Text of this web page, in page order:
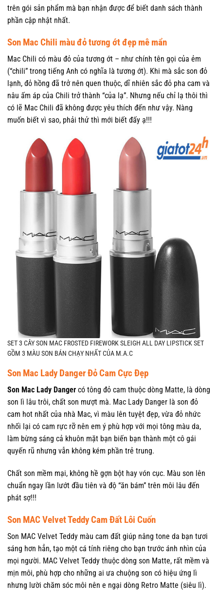
trên gói sản phẩm mà bạn nhận được để biết danh sách thành
phần cập nhật nhất.
Son Mac Chili màu đỏ tương ớt đẹp mê mẩn
Mac Chili có màu đỏ của tương ớt – như chính tên gọi của ẻm
(“chili” trong tiếng Anh có nghĩa là tương ớt). Khi mà sắc son đỏ
lạnh, đỏ hồng đã trở nên quen thuộc, dĩ nhiên sắc đỏ pha cam và
nâu ấm áp của Chili trở thành “của lạ”. Nhưng nếu chỉ lạ thôi thì
có lẽ Mac Chili đã không được yêu thích đến như vậy. Nàng
muốn biết vì sao, phải thử thì mới biết đấy ạ!!!
SET 3 CÂY SON MAC FROSTED FIREWORK SLEIGH ALL DAY LIPSTICK SET
GỒM 3 MÀU SON BÁN CHẠY NHẤT CỦA M.A.C
Son Mac Lady Danger Đỏ Cam Cực Đẹp
Son Mac Lady Danger có tông đỏ cam thuộc dòng Matte, là dòng
son lì lâu trôi, chất son mượt mà. Mac Lady Danger là son đỏ
cam hot nhất của nhà Mac, vì màu lên tuyệt đẹp, vừa đỏ nhức
nhối lại có cam rực rỡ nên em ý phù hợp với mọi tông màu da,
làm bừng sáng cả khuôn mặt bạn biến bạn thành một cô gái
quyến rũ nhưng vẫn không kém phần trẻ trung.
Chất son mềm mại, không hề gợn bột hay vón cục. Màu son lên
chuẩn ngay lần lướt đầu tiên và độ “ăn bám” trên môi lâu đến
phát sợ!!!
Son MAC Velvet Teddy Cam Đất Lôi Cuốn
Son MAC Velvet Teddy màu cam đất giúp nâng tone da bạn tươi
sáng hơn hẳn, tạo một cá tính riêng cho bạn trước ánh nhìn của
mọi người. MAC Velvet Teddy thuộc dòng son Matte, rất mềm và
mịn môi, phù hợp cho những ai ưa chuộng son có hiệu ứng lì
nhưng lười chăm sóc môi nên e ngại dòng Retro Matte (siêu lì).